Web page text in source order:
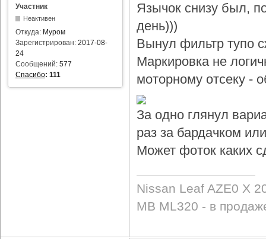
Участник
Неактивен
Откуда: Муром
Зарегистрирован: 2017-08-
24
Сообщений: 577
Спасибо: 111
Язычок снизу был,
день)))
Вынул фильтр тупо
Маркировка не
моторному отсеку -
За одно глянул
раз за бардачком
Может фоток каких
Nissan Leaf AZE0 X
MB ML320 - в